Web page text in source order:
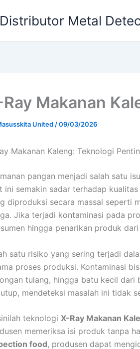
Distributor Metal
Makanan
United /09/03/2026
Makanan Kaleng: Teknologi
pangan menjadi salah satu
ini semakin sadar terhadap
diproduksi secara massal seperti
Jika terjadi kontaminasi pada
hingga penarikan produk dari
satu risiko yang sering terjadi
proses produksi. Kontaminasi
tulang, hingga batu kecil dari
mendeteksi masalah ini tidak
teknologi X-Ray Makanan
memeriksa isi produk tanpa
food, produsen dapat